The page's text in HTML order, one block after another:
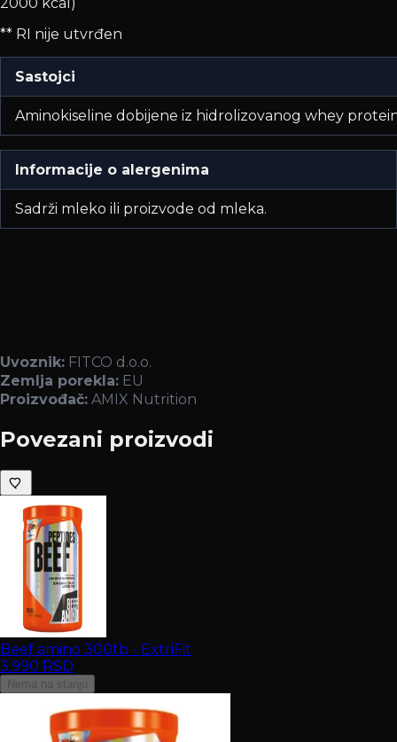
** RI nije utvrđen
Sastojci
Aminokiseline dobijene iz hidrolizovanog whey
Informacije o alergenima
Sadrži mleko ili proizvode od mleka.
Uvoznik: FITCO d.o.o.
Zemlja porekla: EU
Proizvođač: AMIX Nutrition
Povezani proizvodi
Beef amino 300tb - ExtriFit
3.990 RSD
Nema na stanju